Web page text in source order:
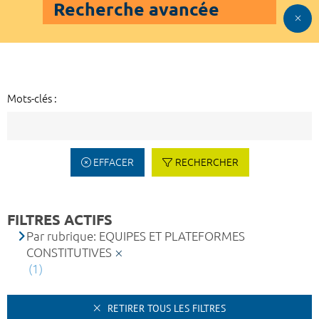
Recherche avancée
Mots-clés :
EFFACER RECHERCHER
FILTRES ACTIFS
Par rubrique: EQUIPES ET PLATEFORMES
CONSTITUTIVES
(1)
RETIRER TOUS LES FILTRES